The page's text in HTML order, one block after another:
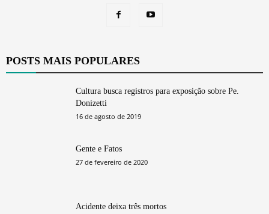
POSTS MAIS POPULARES
Cultura busca registros para exposição sobre Pe.
Donizetti
16 de agosto de 2019
Gente e Fatos
27 de fevereiro de 2020
Acidente deixa três mortos